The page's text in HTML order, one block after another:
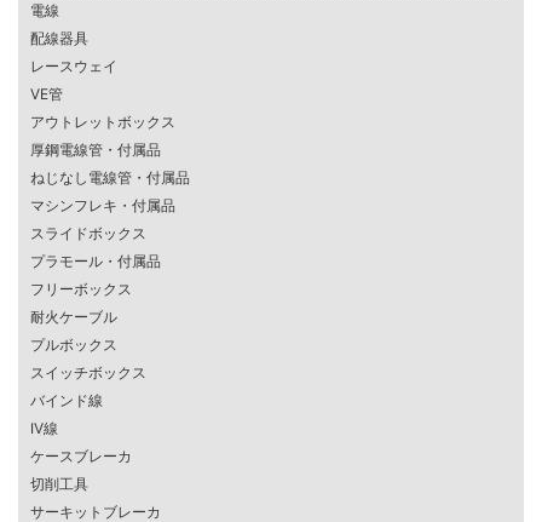
電線
配線器具
レースウェイ
VE管
アウトレットボックス
厚鋼電線管・付属品
ねじなし電線管・付属品
マシンフレキ・付属品
スライドボックス
プラモール・付属品
フリーボックス
耐火ケーブル
プルボックス
スイッチボックス
バインド線
IV線
ケースブレーカ
切削工具
サーキットブレーカ